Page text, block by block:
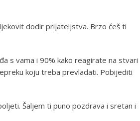
dodir prijateljstva. Brzo ćeš ti
s vama i 90% kako reagirate na stvari
koju treba prevladati. Pobijediti
Šaljem ti puno pozdrava i sretan i